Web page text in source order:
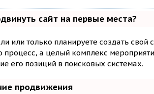
сайт на первые места?
или только планируете создать свой
процесс, а целый комплекс
его позиций в поисковых системах.
продвижения